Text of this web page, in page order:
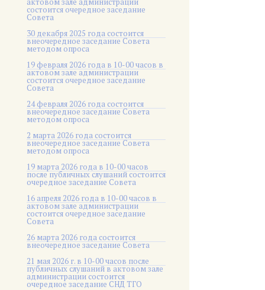
состоится очередное заседание
Совета
30 декабря 2025 года состоится
внеочередное заседание Совета
методом опроса
19 февраля 2026 года в 10-00 часов в
актовом зале администрации
состоится очередное заседание
Совета
24 февраля 2026 года состоится
внеочередное заседание Совета
методом опроса
2 марта 2026 года состоится
внеочередное заседание Совета
методом опроса
19 марта 2026 года в 10-00 часов
после публичных слушаний состоится
очередное заседание Совета
16 апреля 2026 года в 10-00 часов в
актовом зале администрации
состоится очередное заседание
Совета
26 марта 2026 года состоится
внеочередное заседание Совета
21 мая 2026 г. в 10-00 часов после
публичных слушаний в актовом зале
администрации состоится
очередное заседание СНД ТГО